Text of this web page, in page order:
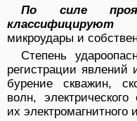
По силе
классифицируют
микроудары и
Степень
регистрации
бурение скважин,
волн,
их